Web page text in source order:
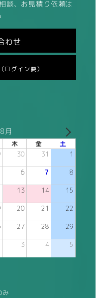
談、お見積り依頼は
わせ
（ログイン要）
月
木 金 土
30 31 1
6 7 8
13 14 15
20 21 22
27 28 29
3 4 5
み